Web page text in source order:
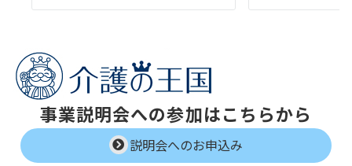
事業説明会への参加はこちらから
説明会へのお申込み